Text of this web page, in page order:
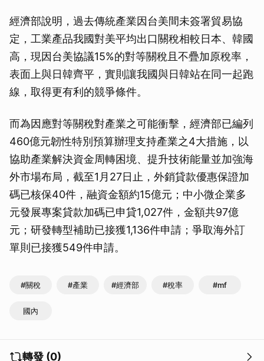
經濟部說明，過去傳統產業因台美間未簽署貿易協
定，工業產品我國對美平均出口關稅相較日本、韓國
高，現因台美協議15%的對等關稅且不疊加原稅率，
表面上與日韓齊平，實則讓我國與日韓站在同一起跑
線，取得更有利的競爭條件。
而為因應對等關稅對產業之可能衝擊，經濟部已編列
460億元韌性特別預算辦理支持產業之4大措施，以
協助產業解決資金周轉困境、提升技術能量並加強海
外市場布局，截至1月27日止，外銷貸款優惠保證加
碼已核保40件，融資金額約15億元；中小微企業多
元發展專案貸款加碼已申貸1,027件，金額共97億
元；研發轉型補助已接獲1,136件申請；爭取海外訂
單則已接獲549件申請。
#關稅 #產業 #經濟部 #稅率 #mf
國內
轉發 (0)